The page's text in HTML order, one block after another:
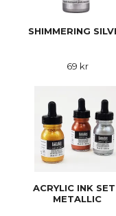
SHIMMERING
69 kr
ACRYLIC INK
METALLIC